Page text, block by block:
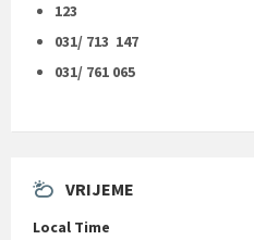
123
031/ 713 147
031/ 761 065
VRIJEME
Local Time